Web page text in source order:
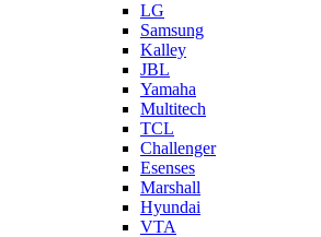
LG
Samsung
Kalley
JBL
Yamaha
Multitech
TCL
Challenger
Esenses
Marshall
Hyundai
VTA